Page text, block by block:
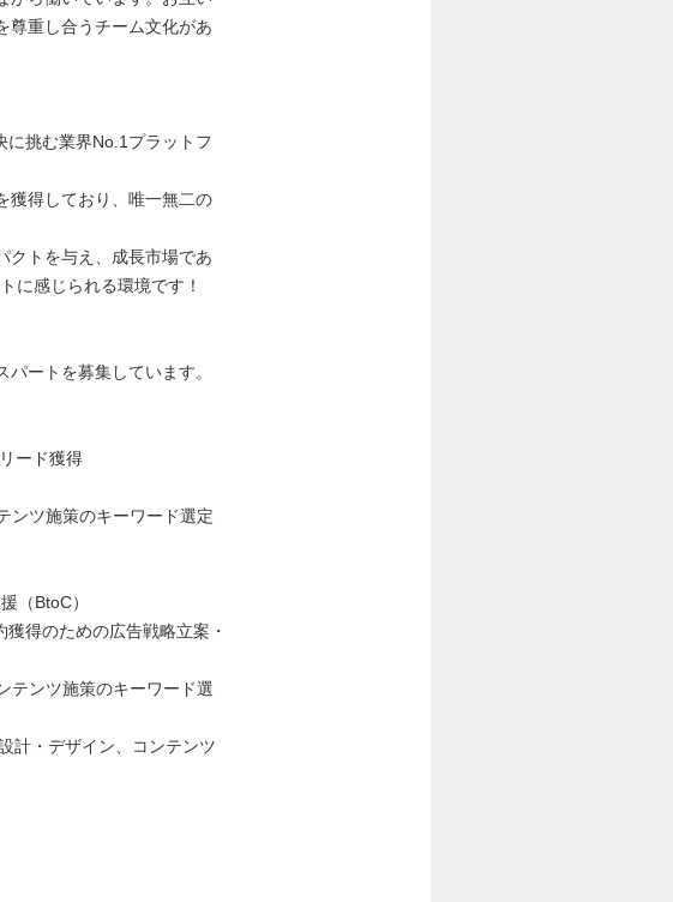
尊重し合うチーム文化があ
に挑む業界No.1プラットフ
獲得しており、唯一無二の
クトを与え、成長市場であ
に感じられる環境です！
ートを募集しています。
ード獲得
ンツ施策のキーワード選定
（BtoC）
得のための広告戦略立案・
テンツ施策のキーワード選
計・デザイン、コンテンツ